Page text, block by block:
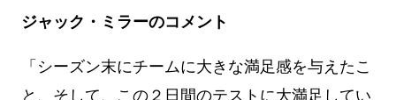
ジャック・ミラーのコメント
「シーズン末にチームに大きな満足感を与えたこ
と、そして、この２日間のテストに大満足してい